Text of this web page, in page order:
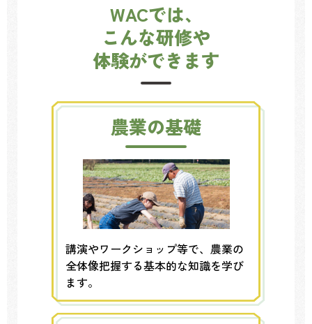
WACでは、
こんな研修や
体験ができます
農業の基礎
講演やワークショップ等で、農業の
全体像把握する基本的な知識を学び
ます。